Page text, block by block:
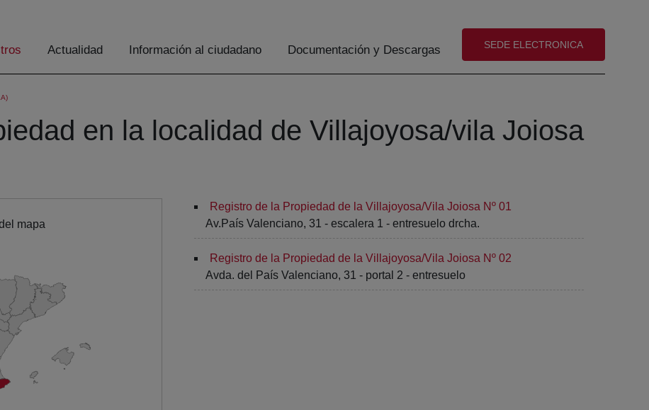
Actualidad Información al ciudadano Documentación y Descargas (abre en nueva ventana)
SEDE ELECTRONICA
en la localidad de Villajoyosa/vila Joiosa
mapa
Registro de la Propiedad de la Villajoyosa/Vila Joiosa Nº 01
Av.País Valenciano, 31 - escalera 1 - entresuelo drcha.
Registro de la Propiedad de la Villajoyosa/Vila Joiosa Nº 02
Avda. del País Valenciano, 31 - portal 2 - entresuelo